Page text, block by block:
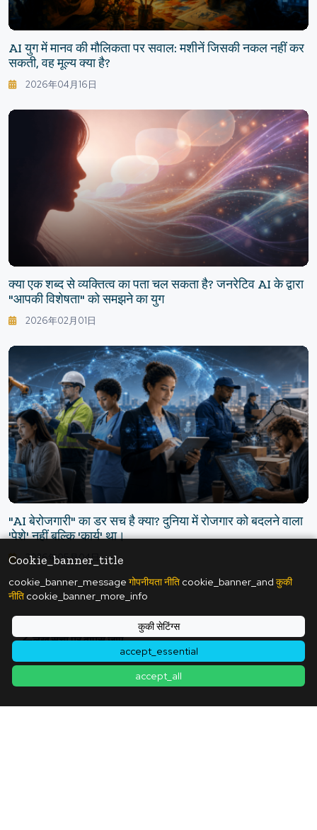
Cookie_banner_title
cookie_banner_message गोपनीयता नीति cookie_banner_and कुकी
नीति cookie_banner_more_info
कुकी सेटिंग्स
accept_essential
accept_all
AI युग में मानव की मौलिकता पर सवाल: मशीनें जिसकी नकल नहीं कर
सकती, वह मूल्य क्या है?
2026年04月16日
क्या एक शब्द से व्यक्तित्व का पता चल सकता है? जनरेटिव AI के द्वारा
"आपकी विशेषता" को समझने का युग
2026年02月01日
"AI बेरोजगारी" का डर सच है क्या? दुनिया में रोजगार को बदलने वाला
'पेशे' नहीं बल्कि 'कार्य' था।
2026年05月04日
लेख सूची पर वापस जाएं